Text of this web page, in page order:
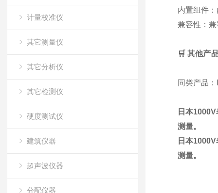
计量校准仪
其它测量仪
其它分析仪
其它检测仪
硬度测试仪
建筑仪器
超声波仪器
分配仪器
内置组件：
兼容性 ：
🛒 其他产
同类产品
日本
测量。
日本
测量。